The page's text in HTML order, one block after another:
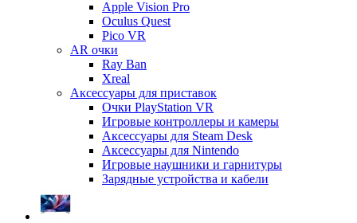
Apple Vision Pro
Oculus Quest
Pico VR
AR очки
Ray Ban
Xreal
Аксессуары для приставок
Очки PlayStation VR
Игровые контроллеры и камеры
Аксессуары для Steam Desk
Аксессуары для Nintendo
Игровые наушники и гарнитуры
Зарядные устройства и кабели